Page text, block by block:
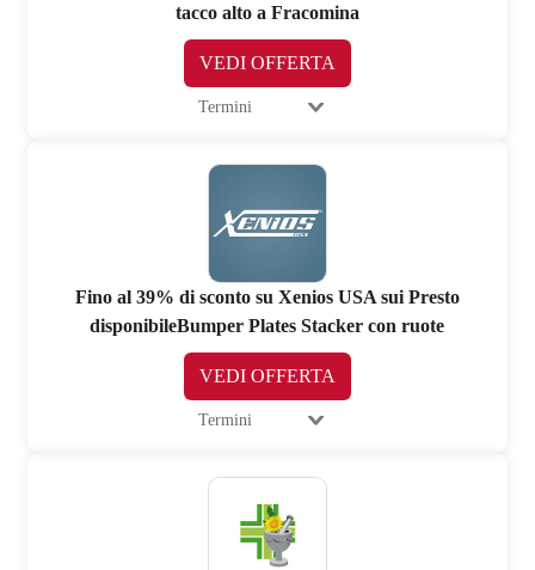
tacco alto a Fracomina
VEDI OFFERTA
Termini
Fino al 39% di sconto su Xenios USA sui Presto
disponibileBumper Plates Stacker con ruote
VEDI OFFERTA
Termini